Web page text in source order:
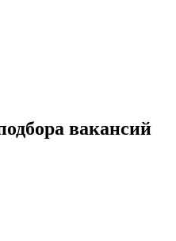
вакансий